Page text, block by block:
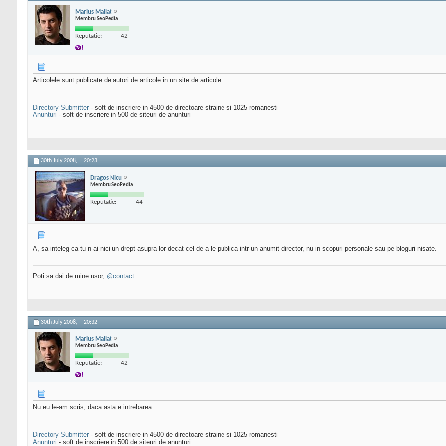
Marius Mailat
Membru SeoPedia
Reputatie: 42
Articolele sunt publicate de autori de articole in un site de articole.
Directory Submitter - soft de inscriere in 4500 de directoare straine si 1025 romanesti
Anunturi - soft de inscriere in 500 de siteuri de anunturi
30th July 2008, 20:23
Dragos Nicu
Membru SeoPedia
Reputatie: 44
A, sa inteleg ca tu n-ai nici un drept asupra lor decat cel de a le publica intr-un anumit director, nu in scopuri personale sau pe bloguri nisate.
Poti sa dai de mine usor, @contact.
30th July 2008, 20:32
Marius Mailat
Membru SeoPedia
Reputatie: 42
Nu eu le-am scris, daca asta e intrebarea.
Directory Submitter - soft de inscriere in 4500 de directoare straine si 1025 romanesti
Anunturi - soft de inscriere in 500 de siteuri de anunturi